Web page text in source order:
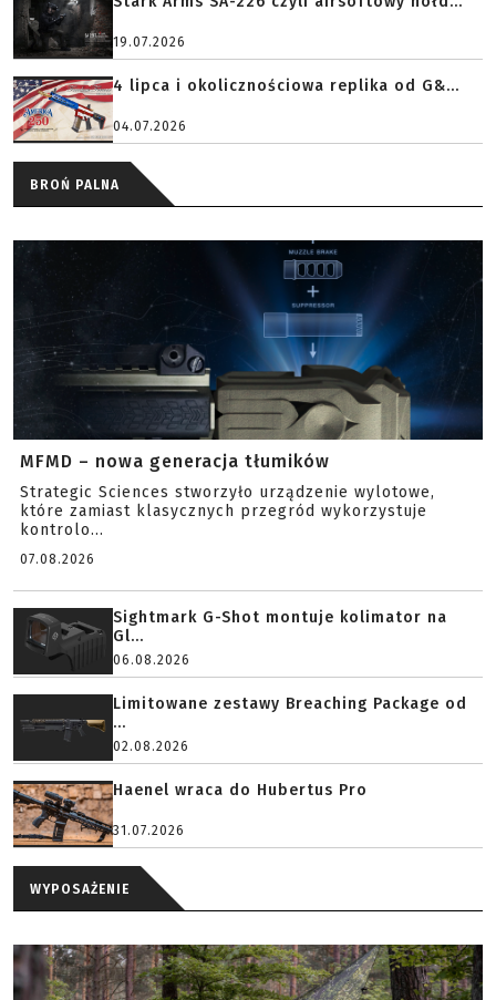
19.07.2026
4 lipca i okolicznościowa replika od G&...
04.07.2026
BROŃ PALNA
MFMD – nowa generacja tłumików
Strategic Sciences stworzyło urządzenie wylotowe,
które zamiast klasycznych przegród wykorzystuje
kontrolo...
07.08.2026
Sightmark G-Shot montuje kolimator na
Gl...
06.08.2026
Limitowane zestawy Breaching Package od
...
02.08.2026
Haenel wraca do Hubertus Pro
31.07.2026
WYPOSAŻENIE